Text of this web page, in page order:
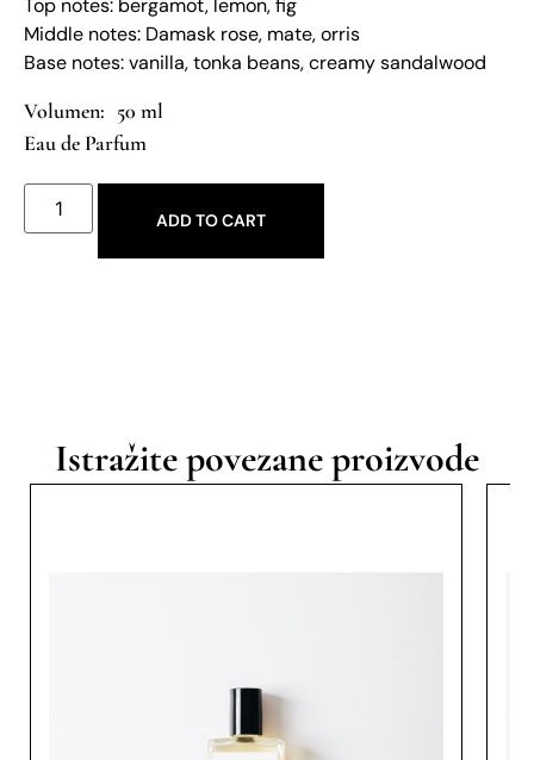
Top notes: bergamot, lemon, fig
Middle notes: Damask rose, mate, orris
Base notes: vanilla, tonka beans, creamy sandalwood
50 ml
Eau de Parfum
ADD TO CART
Istražite povezane proizvode